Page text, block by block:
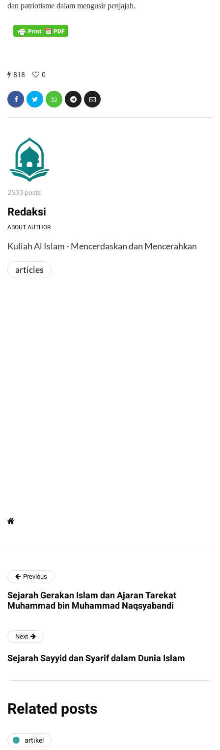
dan patriotisme dalam mengusir penjajah.
818 0
2533 posts
Redaksi
ABOUT AUTHOR
Kuliah Al Islam - Mencerdaskan dan Mencerahkan
articles
Previous
Sejarah Gerakan Islam dan Ajaran Tarekat
Muhammad bin Muhammad Naqsyabandi
Next
Sejarah Sayyid dan Syarif dalam Dunia Islam
Related posts
artikel